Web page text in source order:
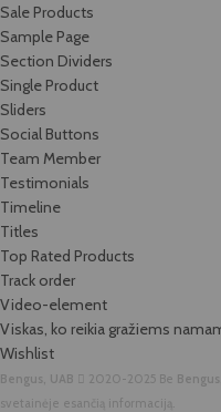
Sale Products
Sample Page
Section Dividers
Single Product
Sliders
Social Buttons
Team Member
Testimonials
Timeline
Titles
Top Rated Products
Track order
Video-element
Viskas, ko reikia gražiems
Wishlist
Bengus, UAB 2020-2025 Be
svetainėje esančią informaciją.